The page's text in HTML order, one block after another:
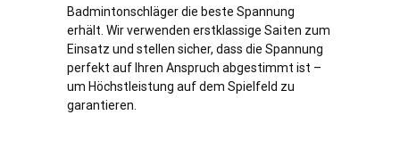
Badmintonschläger die beste Spannung
erhält. Wir verwenden erstklassige Saiten zum
Einsatz und stellen sicher, dass die Spannung
perfekt auf Ihren Anspruch abgestimmt ist –
um Höchstleistung auf dem Spielfeld zu
garantieren.